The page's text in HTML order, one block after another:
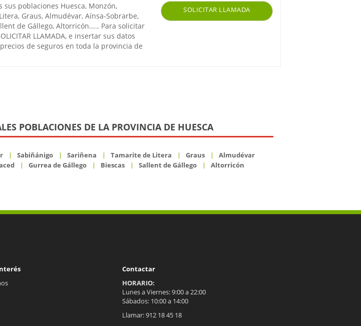
poblaciones Huesca, Monzón,
Graus, Almudévar, Aínsa-Sobrarbe,
de Gállego, Altorricón..... Para solicitar
LLAMADA, e insertar sus datos
de seguros en toda la provincia de
SOLICITAR LLAMADA
POBLACIONES DE LA PROVINCIA DE HUESCA
Sabiñánigo Sariñena Tamarite de Litera Graus
Almudévar
Gurrea de Gállego Biescas Sallent de Gállego Altorricón
Contactar
HORARIO:
Lunes a Viernes: 9:00 a 22:00
Sábados: 10:00 a 14:00
Llamar: 912 18 45 18